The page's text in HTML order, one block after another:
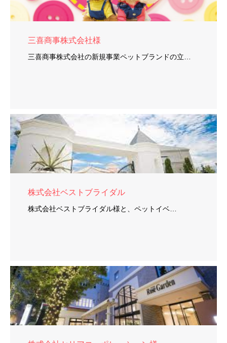
三喜商事株式会社様
三喜商事株式会社の新規事業ペットブランドの立…
株式会社ベストブライダル
株式会社ベストブライダル様と、ペットイベ…